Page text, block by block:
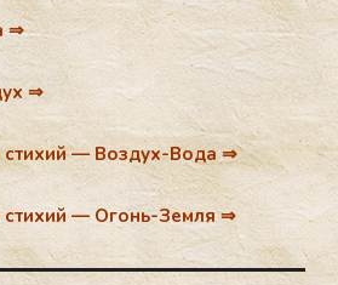
⇒
⇒
— Воздух-Вода ⇒
— Огонь-Земля ⇒